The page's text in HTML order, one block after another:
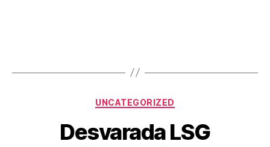
UNCATEGORIZED
Desvarada LSG